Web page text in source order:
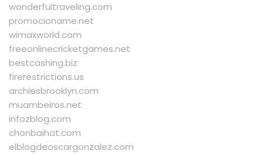
wonderfultraveling.com
promocioname.net
wimaxworld.com
freeonlinecricketgames.net
bestcashing.biz
firerestrictions.us
archiesbrooklyn.com
muambeiros.net
infozblog.com
chonbaihat.com
elblogdeoscargonzalez.com